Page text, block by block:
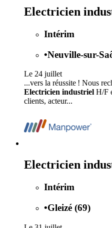
Electricien
Intérim
•Neuville-sur-
Le 24 juillet
...vers la réussite ! Nous
Electricien industriel H/F
clients, acteur...
Electricien
Intérim
•Gleizé (69)